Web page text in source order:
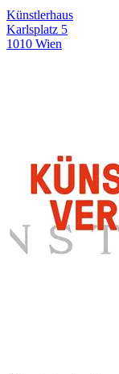
Künstlerhaus
Karlsplatz 5
1010 Wien